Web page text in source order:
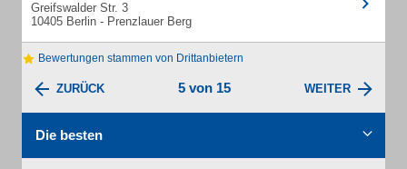
Greifswalder Str. 3
10405 Berlin - Prenzlauer Berg
Bewertungen stammen von Drittanbietern
ZURÜCK 5 von 15 WEITER
Die besten